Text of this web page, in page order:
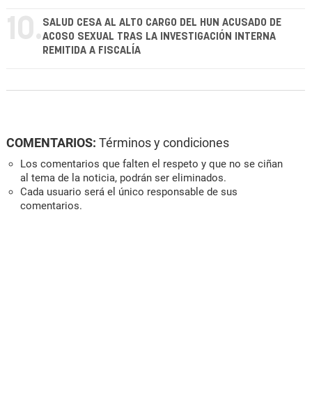
10. SALUD CESA AL ALTO CARGO DEL HUN ACUSADO DE
ACOSO SEXUAL TRAS LA INVESTIGACIÓN INTERNA
REMITIDA A FISCALÍA
COMENTARIOS: Términos y condiciones
Los comentarios que falten el respeto y que no se ciñan
al tema de la noticia, podrán ser eliminados.
Cada usuario será el único responsable de sus
comentarios.